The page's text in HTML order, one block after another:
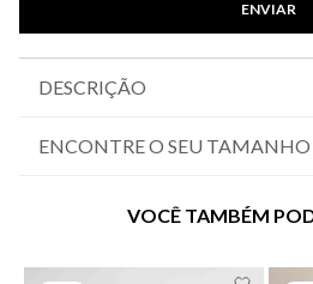
ENVIAR
DESCRIÇÃO
ENCONTRE O SEU TAMANHO
VOCÊ TAMBÉM